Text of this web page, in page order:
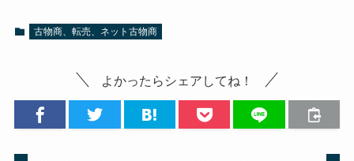
古物商、転売、ネット古物商
よかったらシェアしてね！